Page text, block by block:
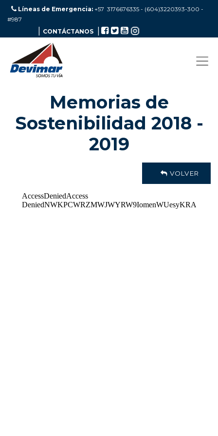
Líneas de Emergencia: +57 3176676335 - (604)3220393-300 -
#987
CONTÁCTANOS
Memorias de
Sostenibilidad 2018 -
2019
VOLVER